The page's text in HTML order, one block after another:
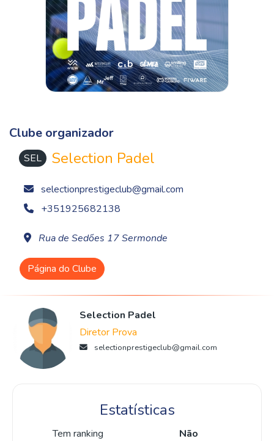
Clube organizador
SEL Selection Padel
selectionprestigeclub@gmail.com
+351925682138
Rua de Sedões 17 Sermonde
Página do Clube
Selection Padel
Diretor Prova
selectionprestigeclub@gmail.com
Estatísticas
Tem ranking
Não